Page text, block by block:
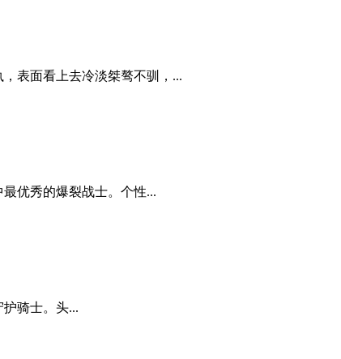
表面看上去冷淡桀骜不驯，...
优秀的爆裂战士。个性...
骑士。头...